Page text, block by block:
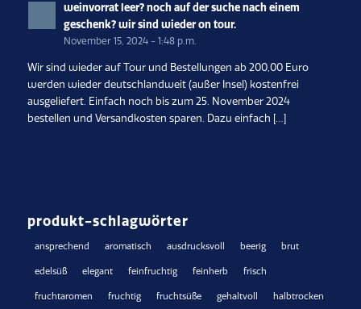
weinvorrat leer? noch auf der suche nach einem
geschenk? wir sind wieder on tour.
November 15, 2024 - 1:48 p.m.
Wir sind wieder auf Tour und Bestellungen ab 200,00 Euro
werden wieder deutschlandweit (außer Insel) kostenfrei
ausgeliefert. Einfach noch bis zum 25. November 2024
bestellen und Versandkosten sparen. Dazu einfach […]
produkt-schlagwörter
ansprechend aromatisch ausdrucksvoll beerig brut
edelsüß elegant feinfruchtig feinherb frisch
fruchtaromen fruchtig fruchtsüße gehaltvoll halbtrocken